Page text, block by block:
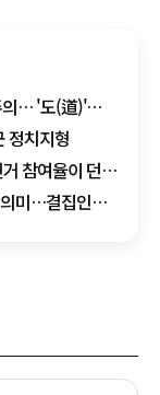
의… '도(道)'를
정치지형
참여율이 던진
미…결집인가,